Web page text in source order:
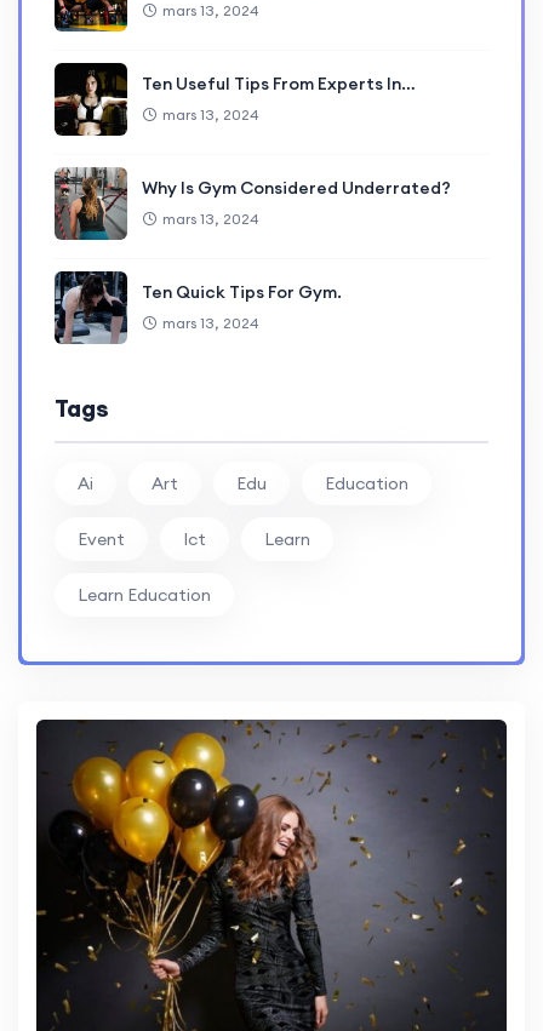
mars 13, 2024
Ten Useful Tips From Experts In…
mars 13, 2024
Why Is Gym Considered Underrated?
mars 13, 2024
Ten Quick Tips For Gym.
mars 13, 2024
Tags
Ai Art Edu Education
Event Ict Learn
Learn Education